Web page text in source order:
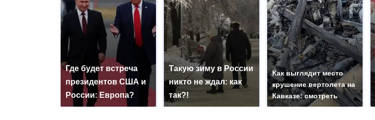
Где будет встреча
президентов США и
России: Европа?
Такую зиму в России
никто не ждал: как
так?!
Как выглядит место
крушение вертолета на
Кавказе: смотреть